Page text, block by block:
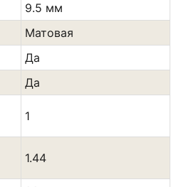
9.5 мм
Матовая
Да
Да
1
1.44